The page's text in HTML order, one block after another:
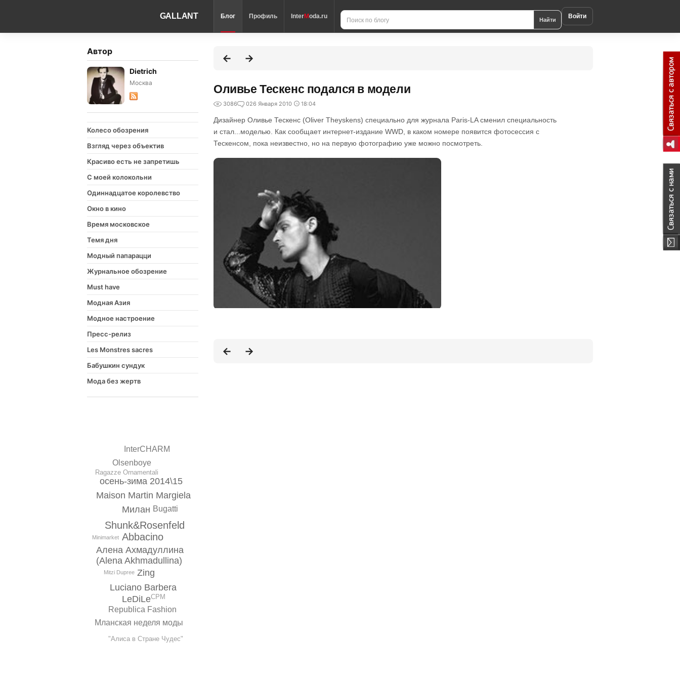
GALLANT Блог Профиль InterModa.ru Найти Войти
Автор
Dietrich
Москва
Колесо обозрения
Взгляд через объектив
Красиво есть не запретишь
С моей колокольни
Одиннадцатое королевство
Окно в кино
Время московское
Темя дня
Модный папарацци
Журнальное обозрение
Must have
Модная Азия
Модное настроение
Пресс-релиз
Les Monstres sacres
Бабушкин сундук
Мода без жертв
Abbacino
Shunk&Rosenfeld
Алена Ахмадуллина
(Alena Akhmadullina)
Милан
Maison Martin Margiela
Zing
Luciano Barbera
осень-зима 2014\15
LeDiLe
Republica Fashion
Bugatti
Olsenboye
Мланская неделя моды
InterCHARM
Ragazze Ornamentali
CPM
"Алиса в Стране Чудес"
Mitzi Dupree
Minimarket
Оливье Тескенс подался в модели
3086 026 Января 2010 18:04
Дизайнер Оливье Тескенс (Oliver Theyskens) специально для журнала Paris-LA сменил специальность
и стал...моделью. Как сообщает интернет-издание WWD, в каком номере появится фотосессия с
Тескенсом, пока неизвестно, но на первую фотографию уже можно посмотреть.